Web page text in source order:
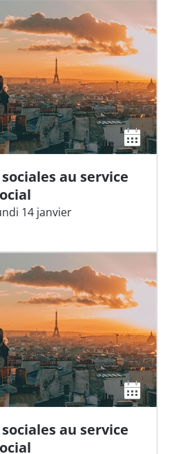
au service
14 janvier
au service